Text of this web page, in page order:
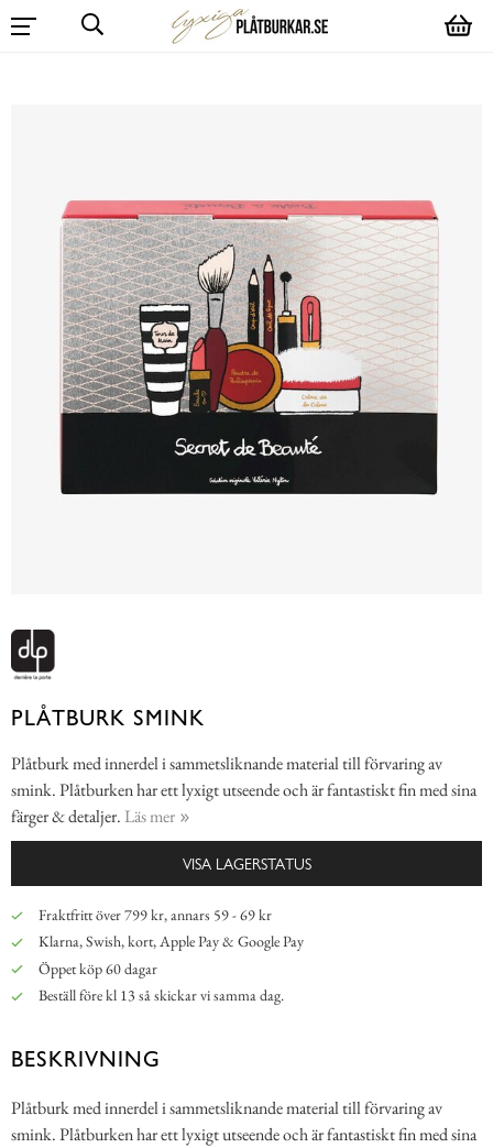
PLÅTBURK SMINK
Plåtburk med innerdel i sammetsliknande material till förvaring av
smink. Plåtburken har ett lyxigt utseende och är fantastiskt fin med sina
färger & detaljer. Läs mer
VISA LAGERSTATUS
Fraktfritt över 799 kr, annars 59 - 69 kr
Klarna, Swish, kort, Apple Pay & Google Pay
Öppet köp 60 dagar
Beställ före kl 13 så skickar vi samma dag.
BESKRIVNING
Plåtburk med innerdel i sammetsliknande material till förvaring av
smink. Plåtburken har ett lyxigt utseende och är fantastiskt fin med sina